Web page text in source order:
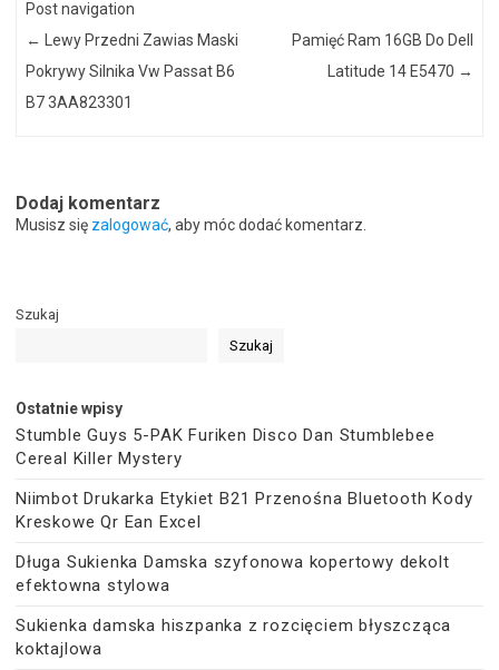
Post navigation
← Lewy Przedni Zawias Maski
Pokrywy Silnika Vw Passat B6
B7 3AA823301
Pamięć Ram 16GB Do Dell
Latitude 14 E5470 →
Dodaj komentarz
Musisz się zalogować, aby móc dodać komentarz.
Szukaj
Szukaj
Ostatnie wpisy
Stumble Guys 5-PAK Furiken Disco Dan Stumblebee
Cereal Killer Mystery
Niimbot Drukarka Etykiet B21 Przenośna Bluetooth Kody
Kreskowe Qr Ean Excel
Długa Sukienka Damska szyfonowa kopertowy dekolt
efektowna stylowa
Sukienka damska hiszpanka z rozcięciem błyszcząca
koktajlowa